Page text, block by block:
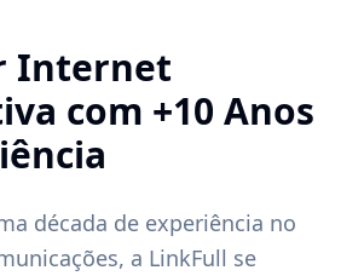
Internet
com +10 Anos
década de experiência no
a LinkFull se